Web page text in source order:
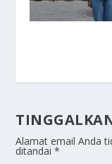
Alamat email Anda
ditandai*